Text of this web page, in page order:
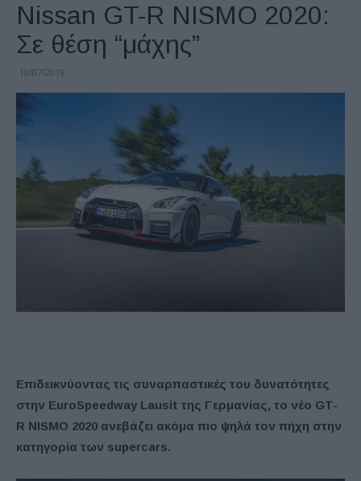
Nissan GT-R NISMO 2020:
Σε θέση “μάχης”
10/07/2019
Επιδεικνύοντας τις συναρπαστικές του δυνατότητες
στην EuroSpeedway Lausit της Γερμανίας, το νέο GT-
R NISMO 2020 ανεβάζει ακόμα πιο ψηλά τον πήχη στην
κατηγορία των supercars.